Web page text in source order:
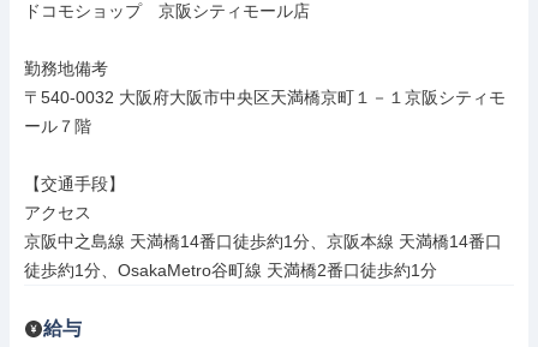
ドコモショップ　京阪シティモール店
勤務地備考
〒540-0032 大阪府大阪市中央区天満橋京町１－１京阪シティモ
ール７階
【交通手段】
アクセス
京阪中之島線 天満橋14番口徒歩約1分、京阪本線 天満橋14番口
徒歩約1分、OsakaMetro谷町線 天満橋2番口徒歩約1分
給与